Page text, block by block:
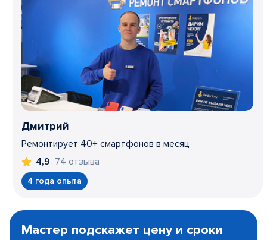
Дмитрий
Ремонтирует 40+ смартфонов в месяц
4,9 74 отзыва
4 года опыта
1
Мастер подскажет цену и сроки